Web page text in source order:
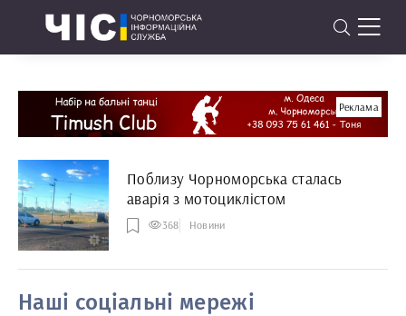
Реклама
Поблизу Чорноморська сталась
аварія з мотоциклістом
368 Новини
Наші соціальні мережі